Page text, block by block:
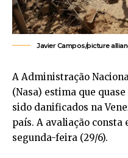
Javier Campos/picture
A Administração
(Nasa) estima que
sido danificados na
país. A avaliação
segunda-feira (29/6).